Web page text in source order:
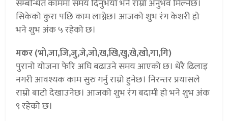
सम्बन्धित काममा समय दिनुभयो भने राम्रो अनुभव मिल्नेछ।
सिकेको कुरा पछि काम लाग्नेछ। आजको शुभ रंग केशरी हो
भने शुभ अंक ५ रहेको छ।
मकर (भो,जा,जि,जु,जे,जो,ख,खि,खु,खे,खो,गा,गि)
पुरानो योजना फेरि अघि बढाउने समय आएको छ। धेरै ढिलाइ
नगरी आवश्यक काम सुरु गर्नु राम्रो हुनेछ। निरन्तर प्रयासले
राम्रो बाटो देखाउनेछ। आजको शुभ रंग बदामी हो भने शुभ अंक
९ रहेको छ।